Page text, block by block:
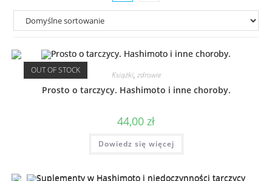
OUT OF STOCK Książki, zdrowie
Prosto o tarczycy. Hashimoto i inne choroby.
44,00 zł
Dowiedz się więcej